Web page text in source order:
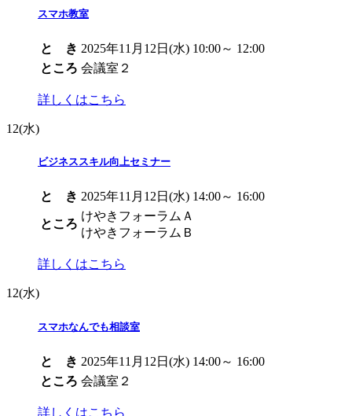
スマホ教室
と き 2025年11月12日(水) 10:00～ 12:00
ところ 会議室２
詳しくはこちら
12(水)
ビジネススキル向上セミナー
と き 2025年11月12日(水) 14:00～ 16:00
ところ
けやきフォーラムＡ
けやきフォーラムＢ
詳しくはこちら
12(水)
スマホなんでも相談室
と き 2025年11月12日(水) 14:00～ 16:00
ところ 会議室２
詳しくはこちら